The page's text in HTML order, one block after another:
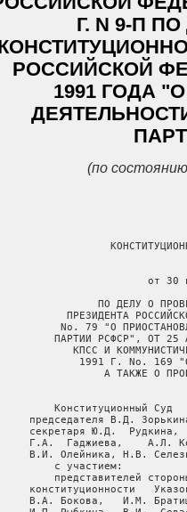
Г. N 9-П
РОССИЙСКОЙ
1991 ГОДА
(по